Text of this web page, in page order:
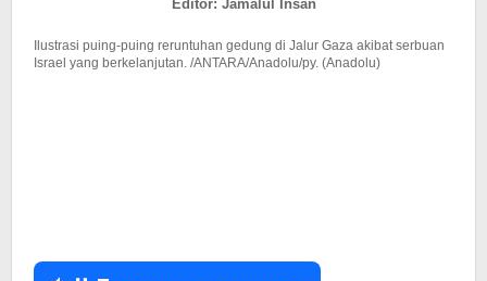
73.110
Editor: Jamalul Insan
Ilustrasi puing-puing reruntuhan gedung di Jalur Gaza akibat serbuan
Israel yang berkelanjutan. /ANTARA/Anadolu/py. (Anadolu)